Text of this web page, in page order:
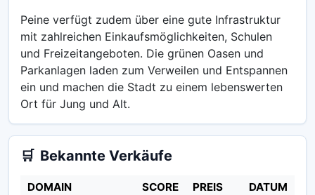
Peine verfügt zudem über eine gute Infrastruktur
mit zahlreichen Einkaufsmöglichkeiten, Schulen
und Freizeitangeboten. Die grünen Oasen und
Parkanlagen laden zum Verweilen und Entspannen
ein und machen die Stadt zu einem lebenswerten
Ort für Jung und Alt.
🛒 Bekannte Verkäufe
DOMAIN SCORE PREIS
DATUM